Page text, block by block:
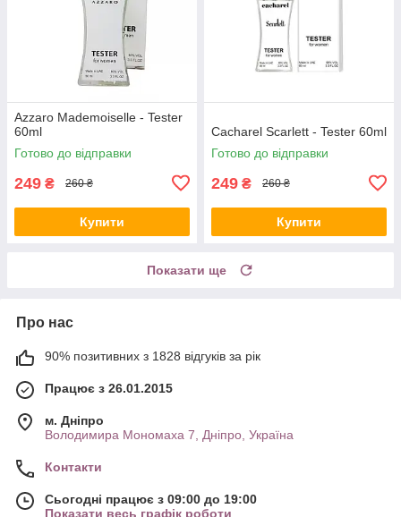
Azzaro Mademoiselle - Tester
60ml
Готово до відправки
249 ₴ 260 ₴
Купити
Cacharel Scarlett - Tester 60ml
Готово до відправки
249 ₴ 260 ₴
Купити
Показати ще
Про нас
90% позитивних з 1828 відгуків за рік
Працює з 26.01.2015
м. Дніпро
Володимира Мономаха 7, Дніпро, Україна
Контакти
Сьогодні працює з 09:00 до 19:00
Показати весь графік роботи